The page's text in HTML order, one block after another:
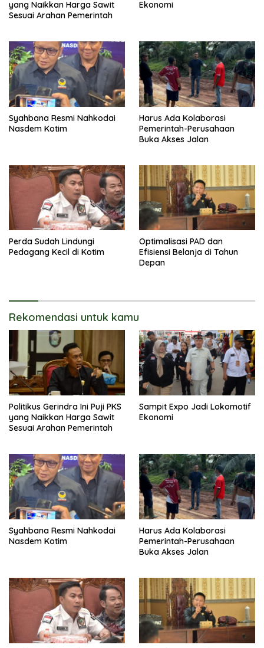
yang Naikkan Harga Sawit
Sesuai Arahan Pemerintah
Ekonomi
Syahbana Resmi Nahkodai
Nasdem Kotim
Harus Ada Kolaborasi
Pemerintah-Perusahaan
Buka Akses Jalan
Perda Sudah Lindungi
Pedagang Kecil di Kotim
Optimalisasi PAD dan
Efisiensi Belanja di Tahun
Depan
Rekomendasi untuk kamu
Politikus Gerindra Ini Puji PKS
yang Naikkan Harga Sawit
Sesuai Arahan Pemerintah
Sampit Expo Jadi Lokomotif
Ekonomi
Syahbana Resmi Nahkodai
Nasdem Kotim
Harus Ada Kolaborasi
Pemerintah-Perusahaan
Buka Akses Jalan